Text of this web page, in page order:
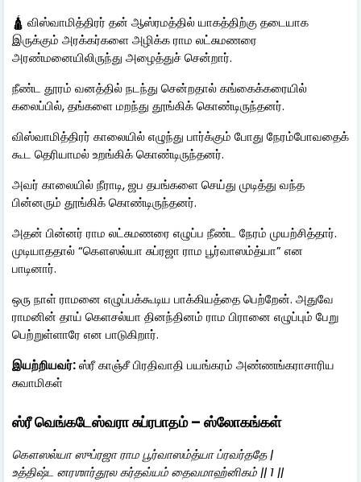
🛕 விஸ்வாமித்திரர் தன் ஆஸ்ரமத்தில் யாகத்திற்கு தடையாக
இருக்கும் அரக்கர்களை அழிக்க ராம லட்சுமணரை
அரண்மனையிலிருந்து அழைத்துச் சென்றார்.
நீண்ட தூரம் வனத்தில் நடந்து சென்றதால் கங்கைக்கரையில்
கலைப்பில், தங்களை மறந்து தூங்கிக் கொண்டிருந்தனர்.
விஸ்வாமித்திரர் காலையில் எழுந்து பார்க்கும் போது நேரம்போவதைக்
கூட தெரியாமல் உறங்கிக் கொண்டிருந்தனர்.
அவர் காலையில் நீராடி, ஜப தபங்களை செய்து முடித்து வந்த
பின்னரும் தூங்கிக் கொண்டிருந்தனர்.
அதன் பின்னர் ராம லட்சுமணரை எழுப்ப நீண்ட நேரம் முயற்சித்தார்.
முடியாததால் “கௌஸல்யா சுப்ரஜா ராம பூர்வாஸம்த்யா” என
பாடினார்.
ஒரு நாள் ராமனை எழுப்பக்கூடிய பாக்கியத்தை பெற்றேன். அதுவே
ராமனின் தாய் கெளசல்யா தினந்தினம் ராம பிரானை எழுப்பும் பேறு
பெற்றுள்ளாரே என பாடுகிறார்.
இயற்றியவர்:ஸ்ரீ காஞ்சீ பிரதிவாதி பயங்கரம் அண்ணங்கராசாரிய
சுவாமிகள்
ஸ்ரீ வெங்கடேஸ்வரா சுப்ரபாதம் – ஸ்லோகங்கள்
கௌஸல்யா ஸுப்ரஜா ராம பூர்வாஸம்த்யா ப்ரவர்ததே |
உத்திஷ்ட னரஶார்தூல கர்தவ்யம் தைவமாஹ்னிகம் || 1 ||